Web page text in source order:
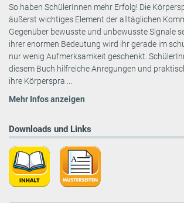
So haben SchülerInnen mehr Erfolg! Die
äußerst wichtiges Element der alltäglichen
Gegenüber bewusste und unbewusste Signale
ihrer enormen Bedeutung wird ihr gerade im
nur wenig Aufmerksamkeit geschenkt.
diesem Buch hilfreiche Anregungen und
ihre Körperspra ...
Mehr Infos anzeigen
Downloads und Links